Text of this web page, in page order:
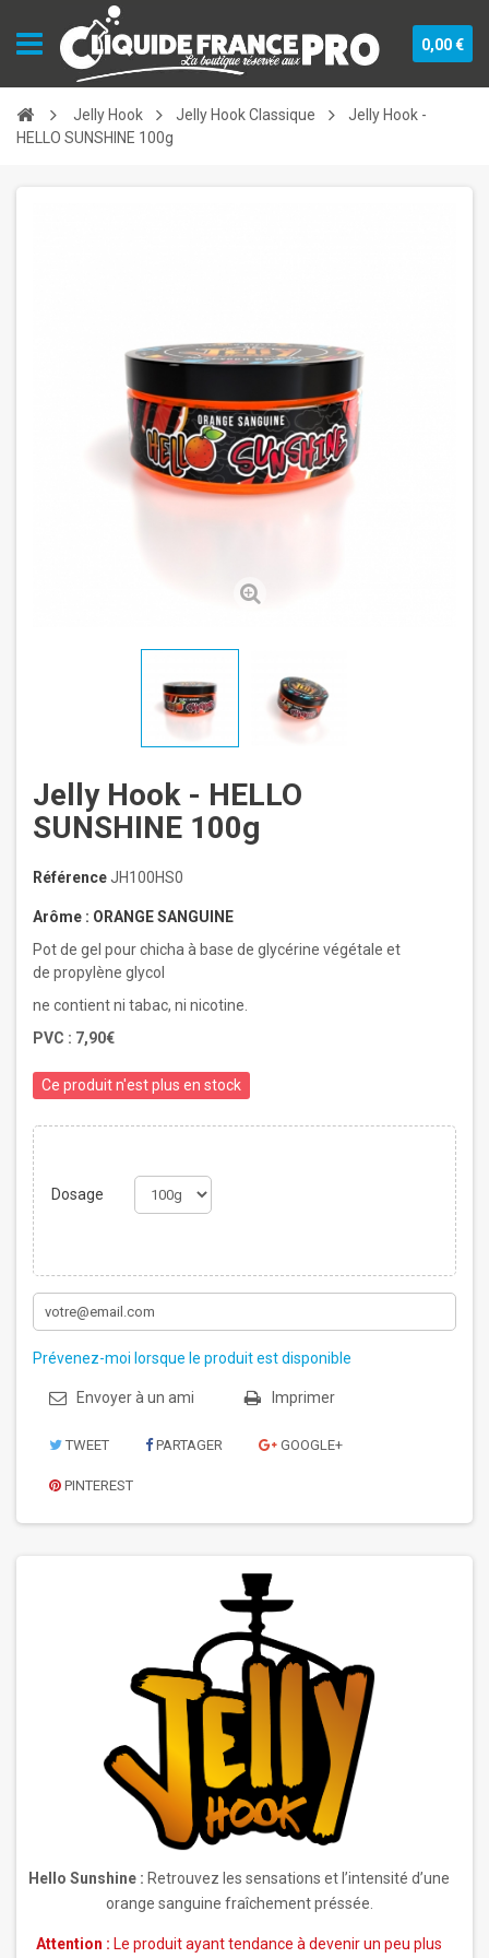
0,00 €
Jelly Hook Jelly Hook Classique
Jelly Hook -
HELLO SUNSHINE 100g
Jelly Hook - HELLO
SUNSHINE 100g
RéférenceJH100HS0
Arôme : ORANGE SANGUINE
Pot de gel pour chicha à base de glycérine végétale et
de propylène glycol
ne contient ni tabac, ni nicotine.
PVC : 7,90€
Ce produit n'est plus en stock
Dosage
Prévenez-moi lorsque le produit est disponible
Envoyer à un ami Imprimer
TWEET PARTAGER GOOGLE+
PINTEREST
Hello Sunshine : Retrouvez les sensations et l’intensité d’une
orange sanguine fraîchement préssée.
Attention : Le produit ayant tendance à devenir un peu plus